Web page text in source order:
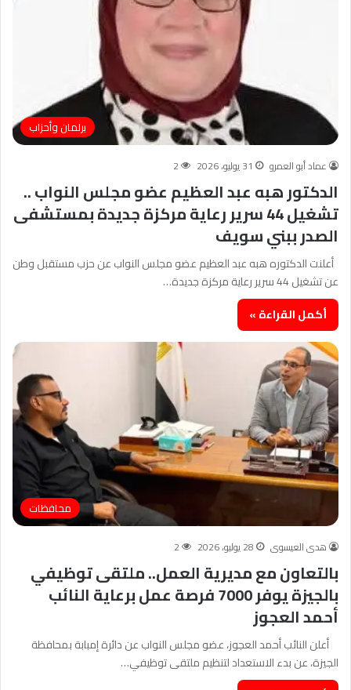
برلمان وأحزاب
عماد أبو العمرو 31 يوليو، 2026 2
الدكتور هبه عبد العظيم عضو مجلس النواب ..
تشغيل 44 سرير رعاية مركزة جديدة بمستشفى
الصدر ببني سويف
أعلنت الدكتوره هبه عبد العظيم عضو مجلس النواب عن حزب مستقبل وطن
عن تشغيل 44 سرير رعاية مركزة جديدة…
أكمل القراءة »
محافظات
هدى العيسوى 28 يوليو، 2026 2
بالتعاون مع مديرية العمل.. ملتقى توظيفي
بالجيزة يوفر 7000 فرصة عمل برعاية النائب
أحمد العجوز
أعلن النائب أحمد العجوز، عضو مجلس النواب عن دائرة إمبابة بمحافظة
الجيزة، عن بدء الاستعداد لتنظيم ملتقى توظيفي…